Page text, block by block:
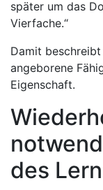
später um das
Vierfache.“
Damit
angeborene
Eigenschaft.
des